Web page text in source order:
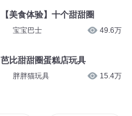
【美食体验】十个甜甜圈
宝宝巴士 49.6万
芭比甜甜圈蛋糕店玩具
胖胖猫玩具 15.4万